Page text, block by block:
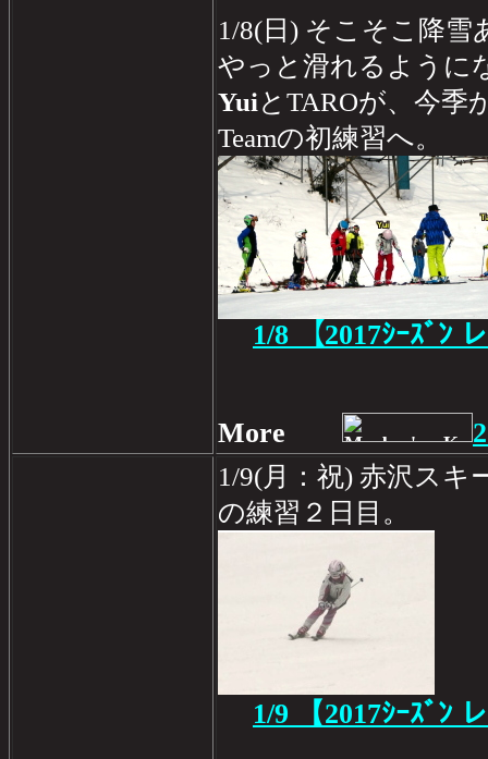
1/8(日) そこそこ降雪
やっと滑れるように
YuiとTAROが、今季
Teamの初練習へ。
1/8 【2017ｼｰｽﾞﾝ
More
1/9(月：祝) 赤沢スキ
の練習２日目。
1/9 【2017ｼｰｽﾞﾝ